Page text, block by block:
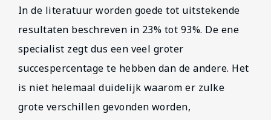
In de literatuur worden goede tot uitstekende
resultaten beschreven in 23% tot 93%. De ene
specialist zegt dus een veel groter
succespercentage te hebben dan de andere. Het
is niet helemaal duidelijk waarom er zulke
grote verschillen gevonden worden,